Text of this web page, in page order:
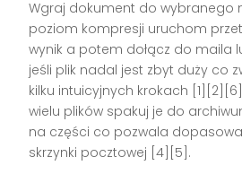
Wgraj dokument do wybranego
poziom kompresji uruchom
wynik a potem dołącz do maila
jeśli plik nadal jest zbyt duży co
kilku intuicyjnych krokach
wielu plików spakuj je do
na części co pozwala
skrzynki pocztowej [4][5].